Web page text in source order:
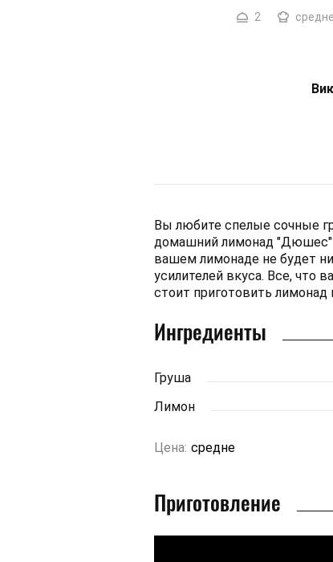
2 средне
Вы любите спелые сочные
домашний лимонад
вашем лимонаде не будет ни
усилителей вкуса. Все, что
стоит приготовить
Ингредиенты
Груша
Лимон
Цена: средне
Приготовление